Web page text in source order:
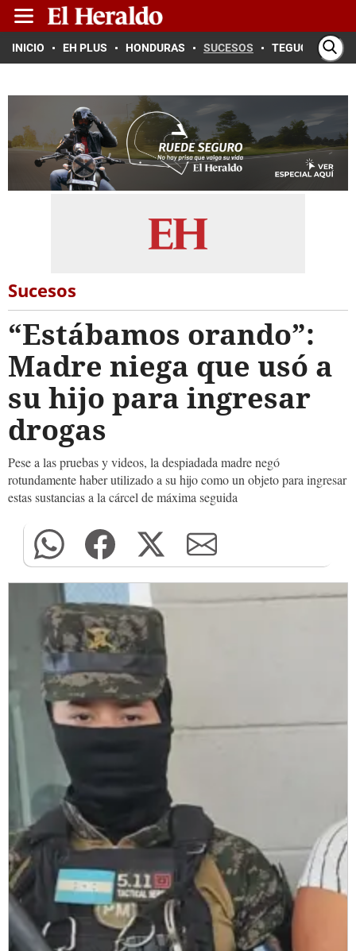
INICIO EH PLUS HONDURAS SUCESOS TEGUCIGALPA
Sucesos
“Estábamos orando”:
Madre niega que usó a
su hijo para ingresar
drogas
Pese a las pruebas y videos, la despiadada madre negó
rotundamente haber utilizado a su hijo como un objeto para ingresar
estas sustancias a la cárcel de máxima seguida